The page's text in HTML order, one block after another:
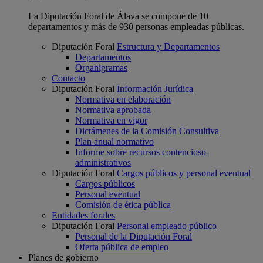
La Diputación Foral de Álava se compone de 10
departamentos y más de 930 personas empleadas públicas.
Diputación Foral Estructura y Departamentos
Departamentos
Organigramas
Contacto
Diputación Foral Información Jurídica
Normativa en elaboración
Normativa aprobada
Normativa en vigor
Dictámenes de la Comisión Consultiva
Plan anual normativo
Informe sobre recursos contencioso-
administrativos
Diputación Foral Cargos públicos y personal eventual
Cargos públicos
Personal eventual
Comisión de ética pública
Entidades forales
Diputación Foral Personal empleado público
Personal de la Diputación Foral
Oferta pública de empleo
Planes de gobierno